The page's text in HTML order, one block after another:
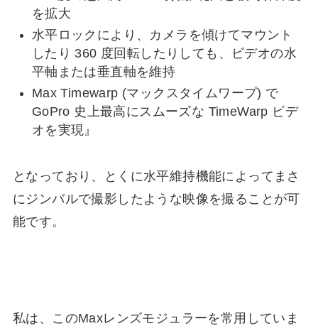
を拡大
水平ロックにより、カメラを傾けてマウント
したり 360 度回転したりしても、ビデオの水
平軸または垂直軸を維持
Max Timewarp (マックスタイムワープ) で
GoPro 史上最高にスムーズな TimeWarp ビデ
オを実現』
となっており、とくに水平維持機能によってまさ
にジンバルで撮影したような映像を撮ることが可
能です。
私は、このMaxレンズモジュラーを常用していま